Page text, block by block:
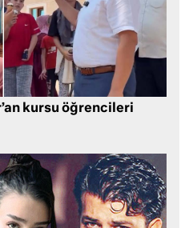
kursu öğrencileri